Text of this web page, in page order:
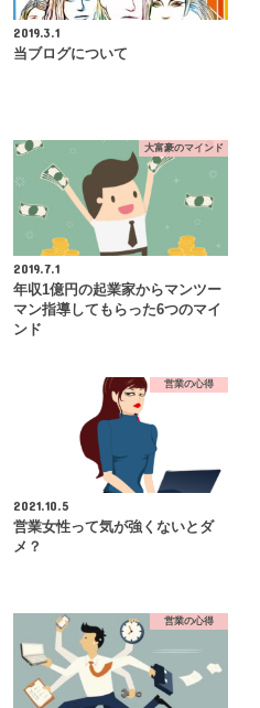
2019.3.1
当ブログについて
大富豪のマインド
2019.7.1
年収1億円の起業家からマンツー
マン指導してもらった6つのマイ
ンド
営業の心得
2021.10.5
営業女性って気が強くないとダ
メ？
営業の心得